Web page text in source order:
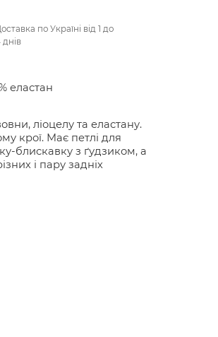
по Україні від 1 до
днів
еластан
ліоцелу та еластану.
крої. Має петлі для
блискавку з ґудзиком, а
і пару задніх